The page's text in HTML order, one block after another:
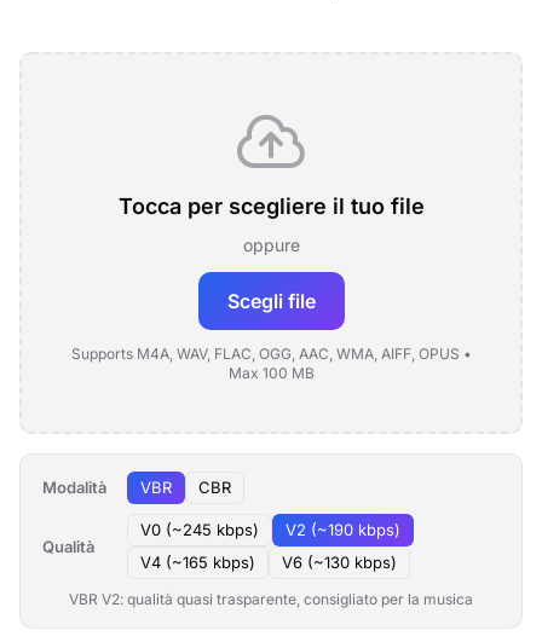
Tocca per scegliere il tuo file
oppure
Scegli file
Supports M4A, WAV, FLAC, OGG, AAC, WMA, AIFF, OPUS •
Max 100 MB
Modalità VBR CBR
Qualità
V0 (~245 kbps)
V2 (~190 kbps)
V4 (~165 kbps)
V6 (~130 kbps)
VBR V2: qualità quasi trasparente, consigliato per la musica